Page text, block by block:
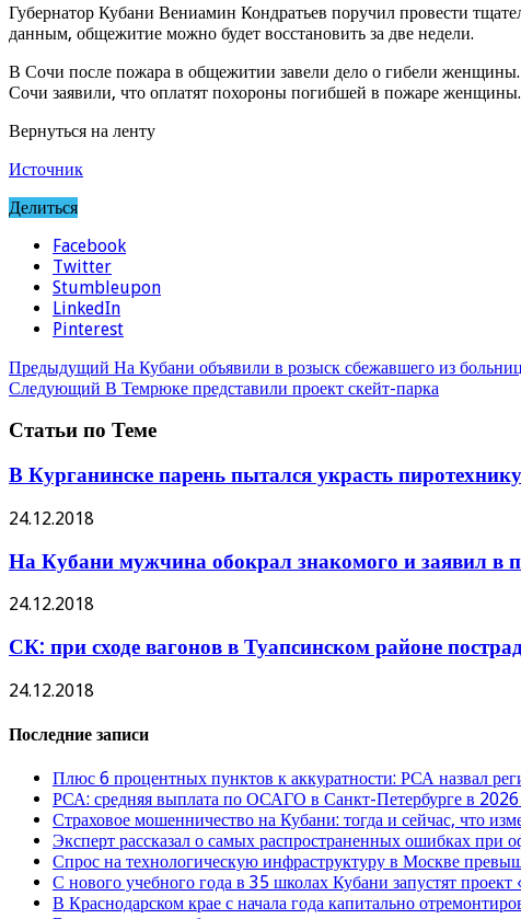
Губернатор Кубани Вениамин Кондратьев поручил провести
данным, общежитие можно будет восстановить за две недели.
В Сочи после пожара в общежитии завели дело о гибели
Сочи заявили, что оплатят похороны погибшей в пожаре
Вернуться на ленту
Источник
Делиться
Facebook
Twitter
Stumbleupon
LinkedIn
Pinterest
Предыдущий На Кубани объявили в розыск сбежавшего из
Следующий В Темрюке представили проект скейт-парка
Статьи по Теме
В Курганинске парень пытался украсть
24.12.2018
На Кубани мужчина обокрал знакомого и заявил в
24.12.2018
СК: при сходе вагонов в Туапсинском районе
24.12.2018
Последние записи
Плюс 6 процентных пунктов к аккуратности: РСА назвал
РСА: средняя выплата по ОСАГО в Санкт-Петербурге в 2026
Страховое мошенничество на Кубани: тогда и сейчас, что
Эксперт рассказал о самых распространенных ошибках при
Спрос на технологическую инфраструктуру в Москве
С нового учебного года в 35 школах Кубани запустят
В Краснодарском крае с начала года капитально